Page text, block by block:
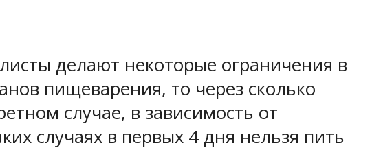
делают некоторые ограничения в
пищеварения, то через сколько
случае, в зависимость от
случаях в первых 4 дня нельзя пить